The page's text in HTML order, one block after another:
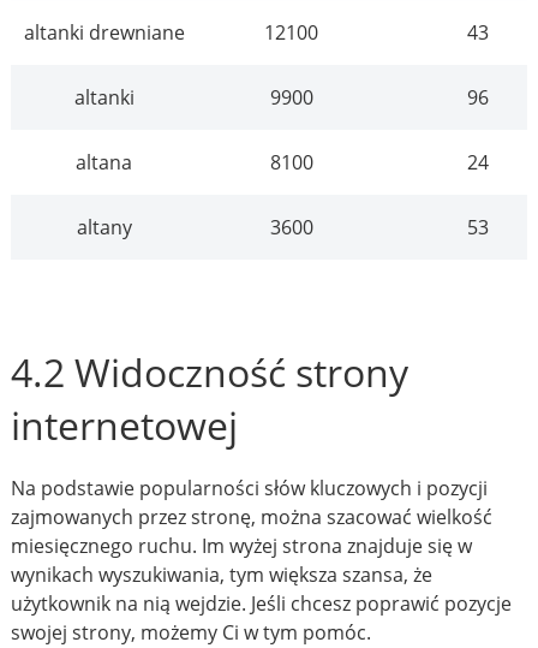
altanki drewniane 12100 43
altanki 9900 96
altana 8100 24
altany 3600 53
4.2 Widoczność strony
internetowej
Na podstawie popularności słów kluczowych i pozycji
zajmowanych przez stronę, można szacować wielkość
miesięcznego ruchu. Im wyżej strona znajduje się w
wynikach wyszukiwania, tym większa szansa, że
użytkownik na nią wejdzie. Jeśli chcesz poprawić pozycje
swojej strony, możemy Ci w tym pomóc.